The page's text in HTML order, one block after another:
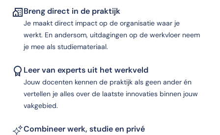
Breng direct in de praktijk
Je maakt direct impact op de organisatie waar je
werkt. En andersom, uitdagingen op de werkvloer neem
je mee als studiemateriaal.
Leer van experts uit het werkveld
Jouw docenten kennen de praktijk als geen ander én
vertellen je alles over de laatste innovaties binnen jouw
vakgebied.
Combineer werk, studie en privé